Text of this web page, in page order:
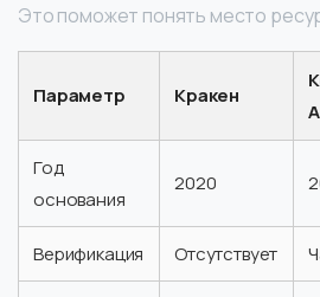
Это поможет понять место
Параметр Кракен
A
Год
основания
2020
Верификация Отсутствует